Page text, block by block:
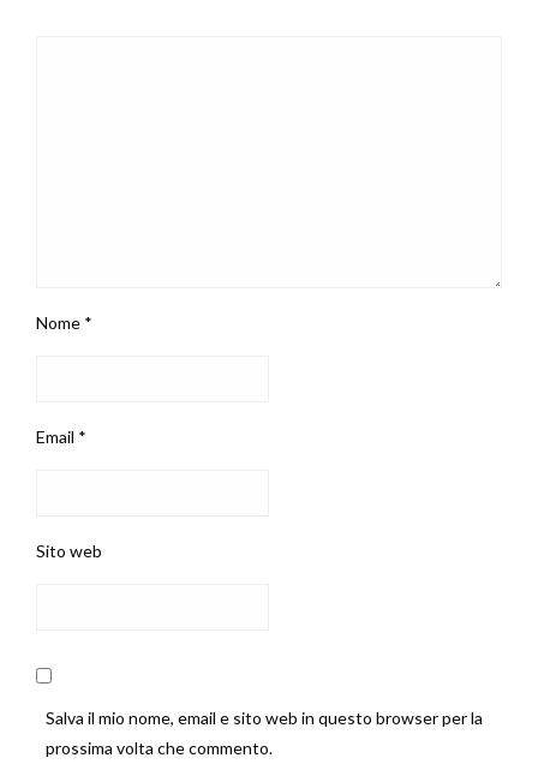
Nome *
Email *
Sito web
Salva il mio nome, email e sito web in questo browser per la
prossima volta che commento.